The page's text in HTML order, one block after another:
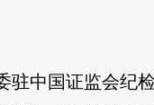
驻中国证监会纪